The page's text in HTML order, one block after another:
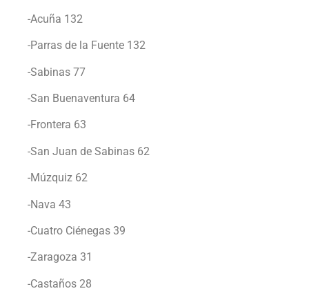
-Acuña 132
-Parras de la Fuente 132
-Sabinas 77
-San Buenaventura 64
-Frontera 63
-San Juan de Sabinas 62
-Múzquiz 62
-Nava 43
-Cuatro Ciénegas 39
-Zaragoza 31
-Castaños 28